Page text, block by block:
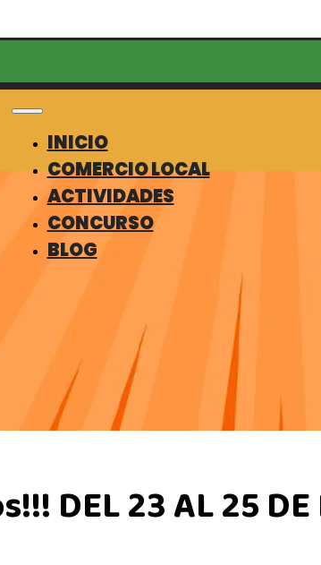
INICIO
COMERCIO LOCAL
ACTIVIDADES
CONCURSO
BLOG
DEL 23 AL 25 DE